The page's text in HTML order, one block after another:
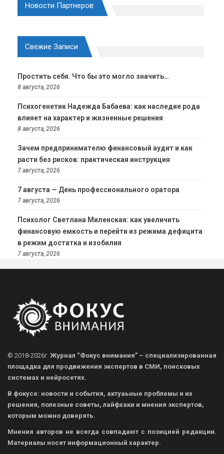
Новости Партнеров
Свежие Записи
Простить себя. Что бы это могло значить…
8 августа, 2026
Психогенетик Надежда Бабаева: как наследие рода
влияет на характер и жизненные решения
8 августа, 2026
Зачем предпринимателю финансовый аудит и как
расти без рисков: практическая инструкция
7 августа, 2026
7 августа — День профессионального оратора
7 августа, 2026
Психолог Светлана Миленская: как увеличить
финансовую емкость и перейти из режима дефицита
в режим достатка и изобилия
7 августа, 2026
© 2018-2026г. Журнал “Фокус внимания” – специализированная
площадка для продвижения экспертов в СМИ, поисковых
системах и нейросетях.
В фокусе: новости и события, актуаьные проблемы и их
решения, полезные советы, лайфхаки и мнения экспертов,
которым можно доверять.
Мнения авторов не всегда совпадают с позицией редакции.
Материалы носят информационный характер.